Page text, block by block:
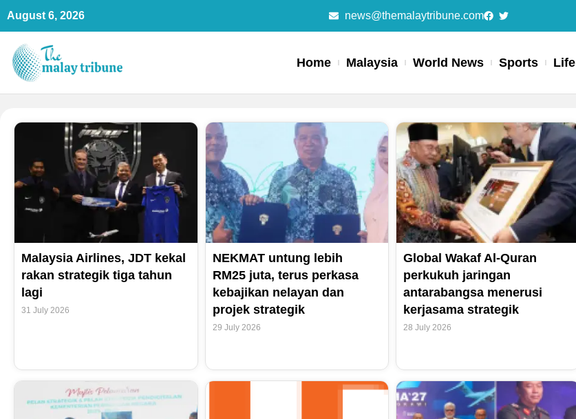
Skip
content
August 6, 2026 news@themalaytribune.com
Home Malaysia World News Sports Life
Malaysia Airlines, JDT kekal
rakan strategik tiga tahun
lagi
31 July 2026
NEKMAT untung lebih
RM25 juta, terus perkasa
kebajikan nelayan dan
projek strategik
29 July 2026
Global Wakaf Al-Quran
perkukuh jaringan
antarabangsa menerusi
kerjasama strategik
28 July 2026
PagePage Page